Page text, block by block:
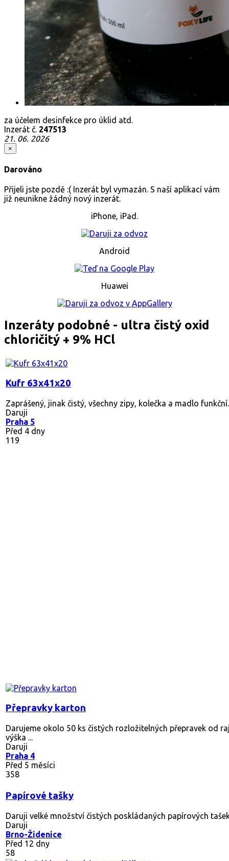
za účelem desinfekce pro úklid atd.
Inzerát č. 247513
21. 06. 2026
×
Darováno
Přijeli jste pozdě :( Inzerát byl vymazán. S naší aplikací vám
již neunikne žádný nový inzerát.
iPhone, iPad.
Android
Huawei
Inzeráty podobné - ultra čistý oxid
chloričitý + 9% HCl
Kufr 63x41x20
Zaprášený, jinak čistý, všechny zipy, kolečka a madlo funkční.
Daruji
Praha 5
Před 4 dny
119
Přepravky karton
Darujeme okolo 50 ks čistých rozložitelných přepravek od
výška ...
Daruji
Praha 4
Před 5 měsíci
358
Papírové tašky
Daruji velké množství čistých poskládaných papírových
Daruji
Brno-Židenice
Před 12 dny
58